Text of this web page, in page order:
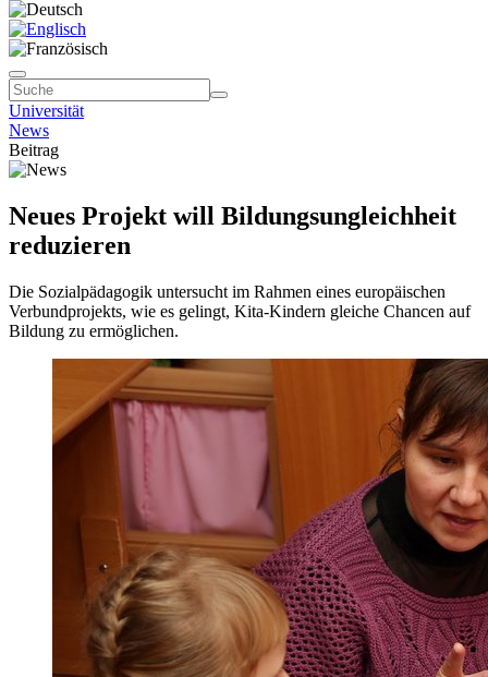
Universität
News
Beitrag
Neues Projekt will Bildungsungleichheit
reduzieren
Die Sozialpädagogik untersucht im Rahmen eines europäischen
Verbundprojekts, wie es gelingt, Kita-Kindern gleiche Chancen auf
Bildung zu ermöglichen.